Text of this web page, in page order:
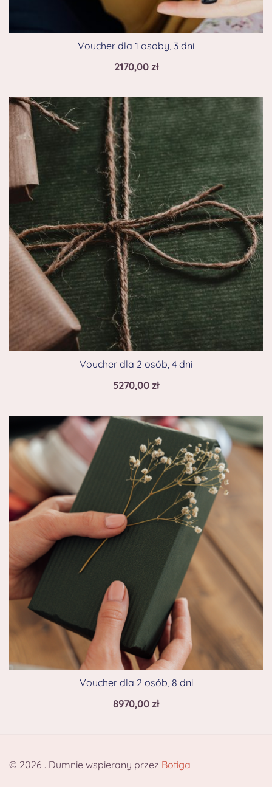
Voucher dla 1 osoby, 3 dni
2170,00 zł
Voucher dla 2 osób, 4 dni
5270,00 zł
Voucher dla 2 osób, 8 dni
8970,00 zł
© 2026 . Dumnie wspierany przez Botiga